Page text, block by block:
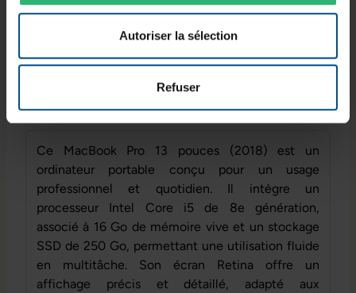
Autoriser la sélection
Refuser
Informations sur le produit
Ce MacBook Pro 13 pouces (2018) est un
ordinateur portable conçu pour un usage
professionnel et quotidien. Il intègre un
processeur Intel Core i5 de 8e génération,
associé à 16 Go de mémoire vive et un stockage
SSD de 250 Go, permettant une utilisation fluide
en multitâche. Son écran Retina offre un
affichage précis et détaillé, adapté aux
1,49 mm
1,37 kg